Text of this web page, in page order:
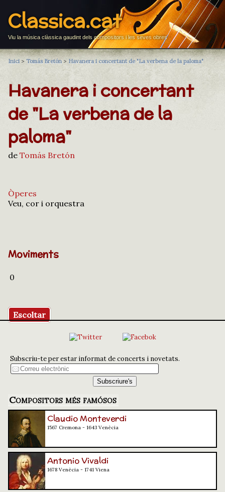
Classica.cat
Viu la música clàssica gaudint dels compositors i les seves obres
Inici > Tomás Bretón > Havanera i concertant de "La verbena de la paloma"
Havanera i concertant
de "La verbena de la
paloma"
de Tomás Bretón
Òperes
Veu, cor i orquestra
Moviments
0
Escoltar
Subscriu-te per estar informat de concerts i novetats.
Compositors més famósos
Claudio Monteverdi
1567 Cremona - 1643 Venècia
Antonio Vivaldi
1678 Venècia - 1741 Viena